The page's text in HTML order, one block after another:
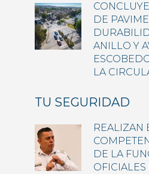
DE
ANILLO Y
LA
TU SEGURIDAD
REALIZAN
DE LA